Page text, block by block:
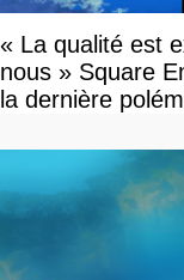
« La qualité est
nous » Square
la dernière